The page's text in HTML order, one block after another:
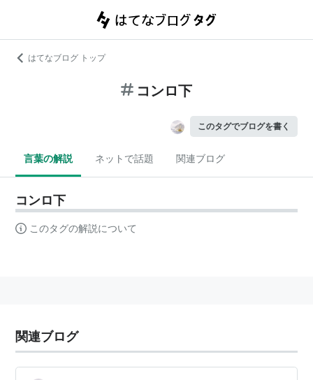
はてなブログ トップ
コンロ下
このタグでブログを書く
言葉の解説 ネットで話題 関連ブログ
コンロ下
このタグの解説について
関連ブログ